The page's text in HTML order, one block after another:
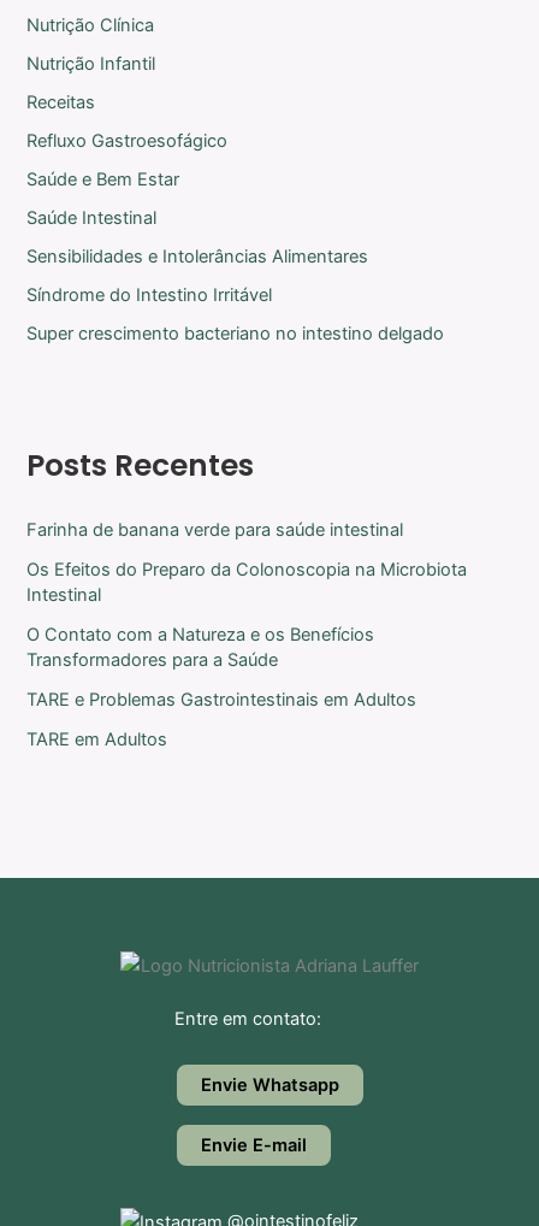
Nutrição Clínica
Nutrição Infantil
Receitas
Refluxo Gastroesofágico
Saúde e Bem Estar
Saúde Intestinal
Sensibilidades e Intolerâncias Alimentares
Síndrome do Intestino Irritável
Super crescimento bacteriano no intestino delgado
Posts Recentes
Farinha de banana verde para saúde intestinal
Os Efeitos do Preparo da Colonoscopia na Microbiota
Intestinal
O Contato com a Natureza e os Benefícios
Transformadores para a Saúde
TARE e Problemas Gastrointestinais em Adultos
TARE em Adultos
Entre em contato:
Envie Whatsapp
Envie E-mail